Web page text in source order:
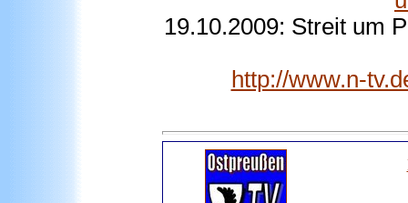
19.10.2009: Streit um
http://www.n-